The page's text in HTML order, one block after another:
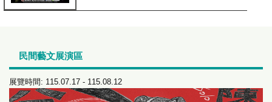
民間藝文展演區
展覽時間: 115.07.17 - 115.08.12